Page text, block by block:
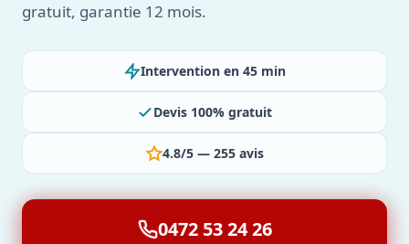
gratuit, garantie 12 mois.
Intervention en 45 min
Devis 100% gratuit
4.8/5 — 255 avis
0472 53 24 26